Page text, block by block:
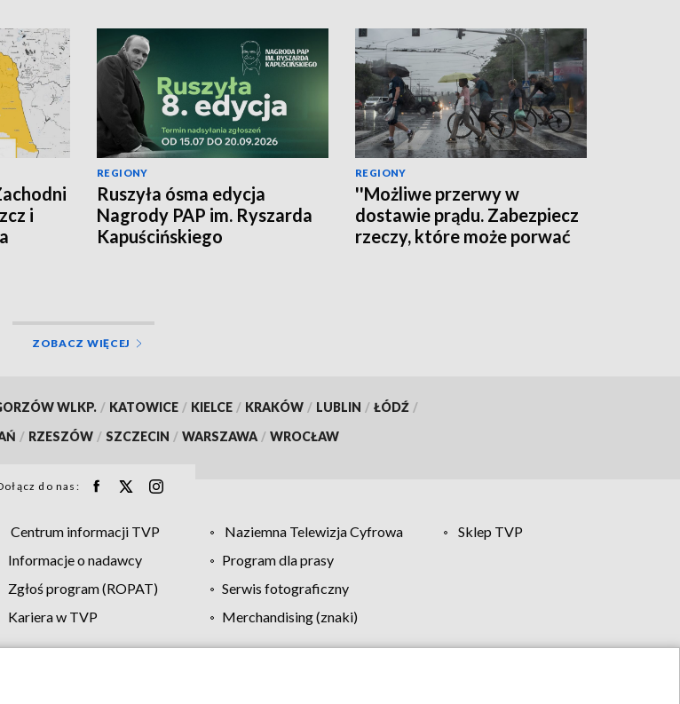
i
REGIONY
Ruszyła ósma edycja
Nagrody PAP im. Ryszarda
Kapuścińskiego
REGIONY
''Możliwe przerwy w
dostawie prądu. Zabezpiecz
rzeczy, które może porwać
ZOBACZ WIĘCEJ
WLKP. / KATOWICE / KIELCE / KRAKÓW / LUBLIN / ŁÓDŹ /
/ RZESZÓW / SZCZECIN / WARSZAWA / WROCŁAW
do nas:
Centrum informacji TVP Naziemna Telewizja Cyfrowa
Sklep TVP
Informacje o nadawcy
Program dla prasy
Zgłoś program (ROPAT)
Serwis fotograficzny
Kariera w TVP
Merchandising (znaki)